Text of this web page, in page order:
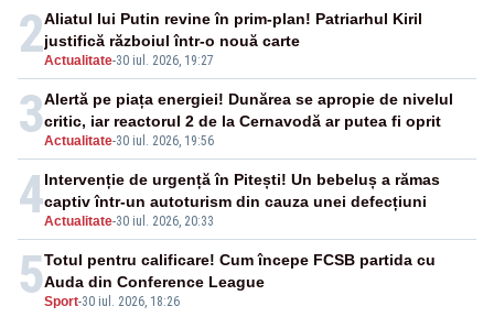
2Actualitate-30 iul. 2026, 19:27
Aliatul lui Putin revine în prim-plan! Patriarhul Kiril
justifică războiul într-o nouă carte
3Actualitate-30 iul. 2026, 19:56
Alertă pe piața energiei! Dunărea se apropie de nivelul
critic, iar reactorul 2 de la Cernavodă ar putea fi oprit
4Actualitate-30 iul. 2026, 20:33
Intervenție de urgență în Pitești! Un bebeluș a rămas
captiv într-un autoturism din cauza unei defecțiuni
5Sport-30 iul. 2026, 18:26
Totul pentru calificare! Cum începe FCSB partida cu
Auda din Conference League